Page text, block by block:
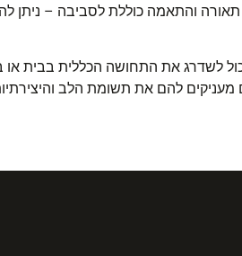
והתאמה כוללת לסביבה – ניתן
את התחושה הכללית בבית או
להם את תשומת הלב